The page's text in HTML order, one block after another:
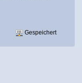
Gespeichert